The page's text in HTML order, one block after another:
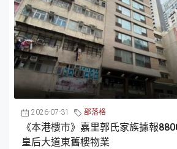
2026-07-31 部落格
《本港樓市》嘉里郭氏家族據報
皇后大道東舊樓物業